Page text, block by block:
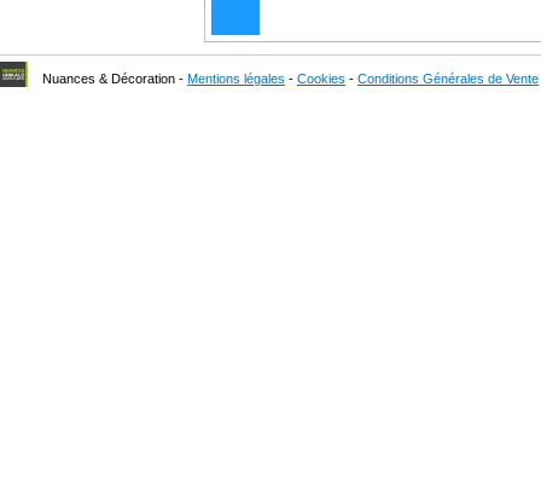
Nuances & Décoration - Mentions légales - Cookies - Conditions Générales de Vente